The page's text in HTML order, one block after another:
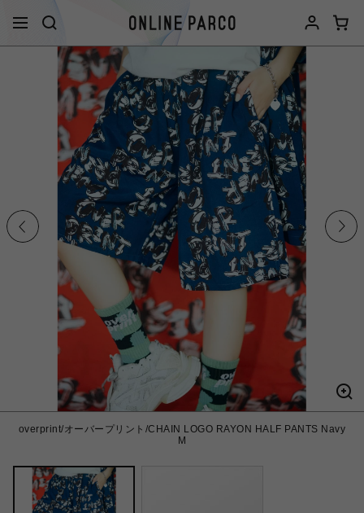
overprint/オーバープリント/CHAIN LOGO RAYON HALF PANTS Navy
M